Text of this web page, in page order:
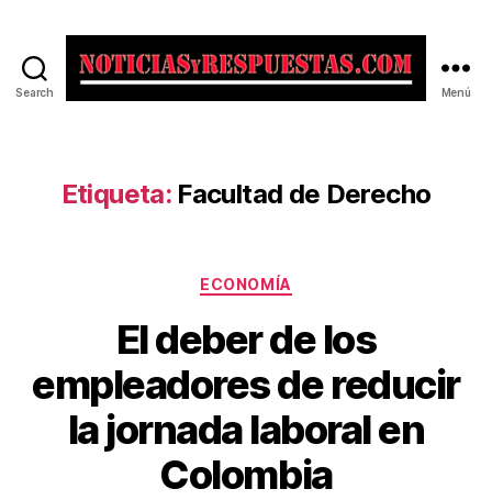
Search Menú
Etiqueta: Facultad de Derecho
Categorías
ECONOMÍA
El deber de los
empleadores de reducir
la jornada laboral en
Colombia